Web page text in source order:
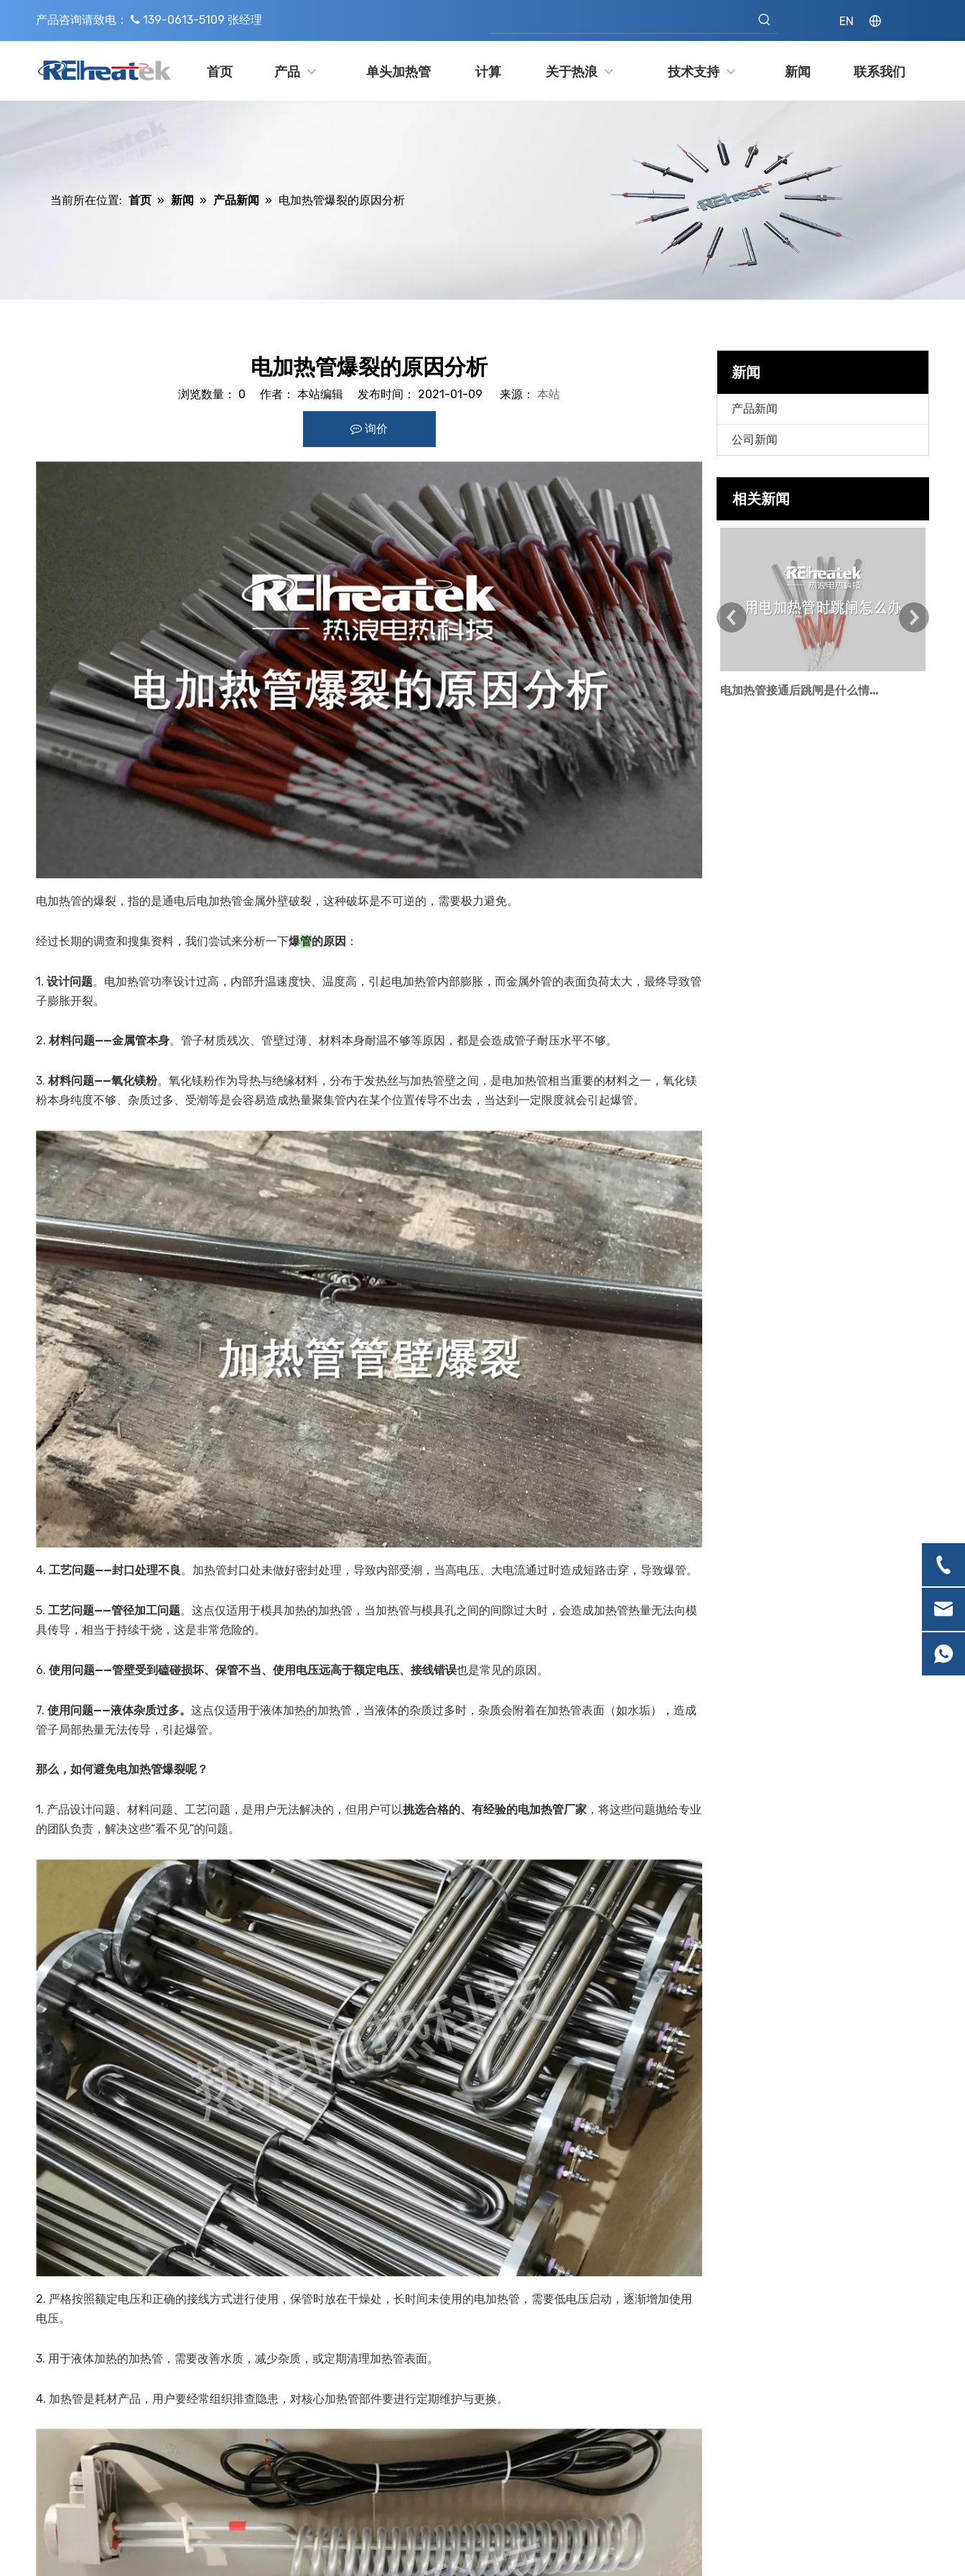
产品咨询请致电：  139-0613-5109 张经理 EN
首页 产品 单头加热管 计算 关于热浪 技术支持 新闻 联系我们
当前所在位置: 首页 » 新闻 » 产品新闻 » 电加热管爆裂的原因分析
电加热管爆裂的原因分析
浏览数量： 0 作者： 本站编辑 发布时间： 2021-01-09 来源： 本站
询价
["facebook","twitter","line","wechat","linkedin","pinterest","whatsapp","kakao","snapchat"]
电加热管的爆裂，指的是通电后电加热管金属外壁破裂，这种破坏是不可逆的，需要极力避免。
经过长期的调查和搜集资料，我们尝试来分析一下爆管的原因 ：
1. 设计问题。电加热管功率设计过高，内部升温速度快、温度高，引起电加热管内部膨胀，而金属外管的表面负荷太大，最终导致管
子膨胀开裂。
2. 材料问题——金属管本身。管子材质残次、管壁过薄、材料本身耐温不够等原因，都是会造成管子耐压水平不够。
3. 材料问题——氧化镁粉。氧化镁粉作为导热与绝缘材料，分布于发热丝与加热管壁之间，是电加热管相当重要的材料之一，氧化镁
粉本身纯度不够、杂质过多、受潮等是会容易造成热量聚集管内在某个位置传导不出去，当达到一定限度就会引起爆管。
4. 工艺问题——封口处理不良。加热管封口处未做好密封处理，导致内部受潮，当高电压、大电流通过时造成短路击穿，导致爆管。
5. 工艺问题——管径加工问题。这点仅适用于模具加热的加热管，当加热管与模具孔之间的间隙过大时，会造成加热管热量无法向模
具传导，相当于持续干烧，这是非常危险的。
6. 使用问题——管壁受到磕碰损坏、保管不当、使用电压远高于额定电压、接线错误也是常见的原因。
7. 使用问题——液体杂质过多。 这点仅适用于液体加热的加热管，当液体的杂质过多时，杂质会附着在加热管表面（如水垢），造成
管子局部热量无法传导，引起爆管。
那么，如何避免电加热管爆裂呢？
1. 产品设计问题、材料问题、工艺问题，是用户无法解决的，但用户可以挑选合格的、有经验的电加热管厂家 ，将这些问题抛给专业
的团队负责，解决这些“看不见”的问题。
2. 严格按照额定电压和正确的接线方式进行使用，保管时放在干燥处，长时间未使用的电加热管，需要低电压启动，逐渐增加使用
电压。
3. 用于液体加热的加热管，需要改善水质，减少杂质，或定期清理加热管表面。
4. 加热管是耗材产品，用户要经常组织排查隐患，对核心加热管部件要进行定期维护与更换。
新闻
产品新闻
公司新闻
相关新闻
电加热管接通后跳闸是什么情况？怎么处理？
< >